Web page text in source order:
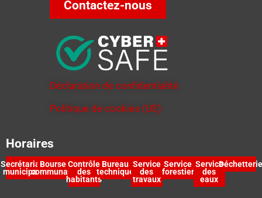
Contactez-nous
Déclaration de confidentialité
Politique de cookies (UE)
Horaires
Secrétariat
municipal
Bourse
communale
Contrôle
des
habitants
Bureau
technique
Service
des
travaux
Service
forestier
Service
des
eaux
Déchetterie